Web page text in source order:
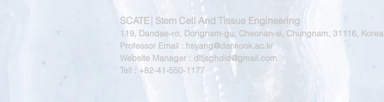
SCATE│Stem Cell And Tissue Engineering
119, Dandae-ro, Dongnam-gu, Cheonan-si, Chungnam, 31116, Korea
Professor Email : hsyang@dankook.ac.kr
Website Manager : dltjsghdid@gmail.com
Tell : +82-41-550-1177